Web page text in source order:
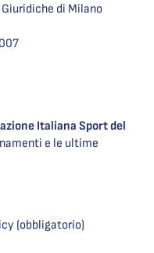
di Milano
Italiana Sport del
e le ultime
(obbligatorio)